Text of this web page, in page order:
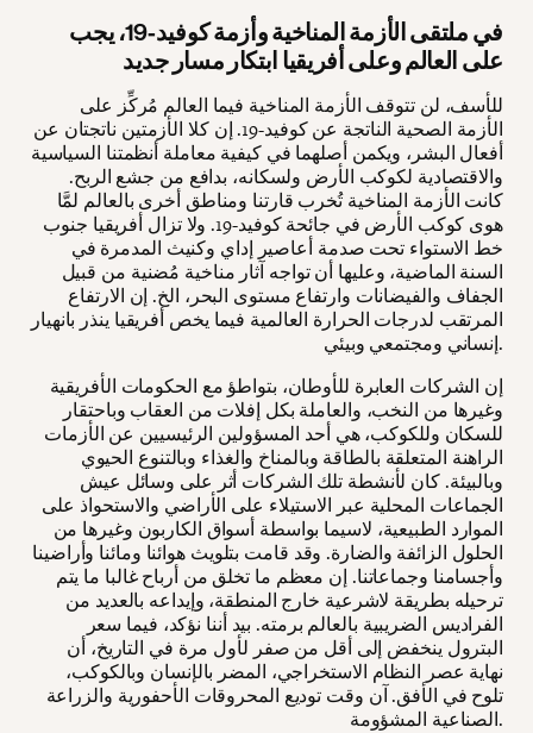
في ملتقى الأزمة المناخية وأزمة كوفيد-19، يجب
على العالم وعلى أفريقيا ابتكار مسار جديد
للأسف، لن تتوقف الأزمة المناخية فيما العالم مُركِّز على
الأزمة الصحية الناتجة عن كوفيد-19. إن كلا الأزمتين ناتجتان عن
أفعال البشر، ويكمن أصلهما في كيفية معاملة أنظمتنا السياسية
والاقتصادية لكوكب الأرض ولسكانه، بدافع من جشع الربح.
كانت الأزمة المناخية تُخرب قارتنا ومناطق أخرى بالعالم لمَّا
هوى كوكب الأرض في جائحة كوفيد-19. ولا تزال أفريقيا جنوب
خط الاستواء تحت صدمة أعاصير إداي وكنيث المدمرة في
السنة الماضية، وعليها أن تواجه آثار مناخية مُضنية من قبيل
الجفاف والفيضانات وارتفاع مستوى البحر، الخ. إن الارتفاع
المرتقب لدرجات الحرارة العالمية فيما يخص أفريقيا ينذر بانهيار
إنساني ومجتمعي وبيئي.
إن الشركات العابرة للأوطان، بتواطؤ مع الحكومات الأفريقية
وغيرها من النخب، والعاملة بكل إفلات من العقاب وباحتقار
للسكان وللكوكب، هي أحد المسؤولين الرئيسيين عن الأزمات
الراهنة المتعلقة بالطاقة وبالمناخ والغذاء وبالتنوع الحيوي
وبالبيئة. كان لأنشطة تلك الشركات أثر على وسائل عيش
الجماعات المحلية عبر الاستيلاء على الأراضي والاستحواذ على
الموارد الطبيعية، لاسيما بواسطة أسواق الكاربون وغيرها من
الحلول الزائفة والضارة. وقد قامت بتلويث هوائنا ومائنا وأراضينا
وأجسامنا وجماعاتنا. إن معظم ما تخلق من أرباح غالبا ما يتم
ترحيله بطريقة لاشرعية خارج المنطقة، وإيداعه بالعديد من
الفراديس الضريبية بالعالم برمته. بيد أننا نؤكد، فيما سعر
البترول ينخفض إلى أقل من صفر لأول مرة في التاريخ، أن
نهاية عصر النظام الاستخراجي، المضر بالإنسان وبالكوكب،
تلوح في الأفق. آن وقت توديع المحروقات الأحفورية والزراعة
الصناعية المشؤومة.